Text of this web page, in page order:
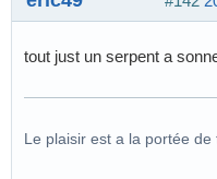
tout just un serpent a
Le plaisir est a la portée de